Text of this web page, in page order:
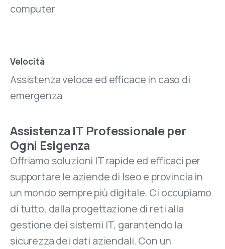
computer
Velocità
Assistenza veloce ed efficace in caso di
emergenza
Assistenza IT Professionale per
Ogni Esigenza
Offriamo soluzioni IT rapide ed efficaci per
supportare le aziende di Iseo e provincia in
un mondo sempre più digitale. Ci occupiamo
di tutto, dalla progettazione di reti alla
gestione dei sistemi IT, garantendo la
sicurezza dei dati aziendali. Con un